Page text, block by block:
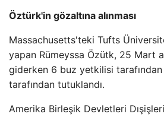
Öztürk'in gözaltına alınması
Massachusetts'teki Tufts
yapan Rümeyssa Özütk, 25 Mart
giderken 6 buz yetkilisi
tarafından tutuklandı.
Amerika Birleşik Devletleri